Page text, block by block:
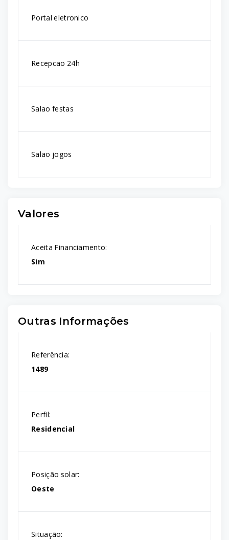
Portal eletronico
Recepcao 24h
Salao festas
Salao jogos
Valores
Aceita Financiamento:
Sim
Outras Informações
Referência:
1489
Perfil:
Residencial
Posição solar:
Oeste
Situação: